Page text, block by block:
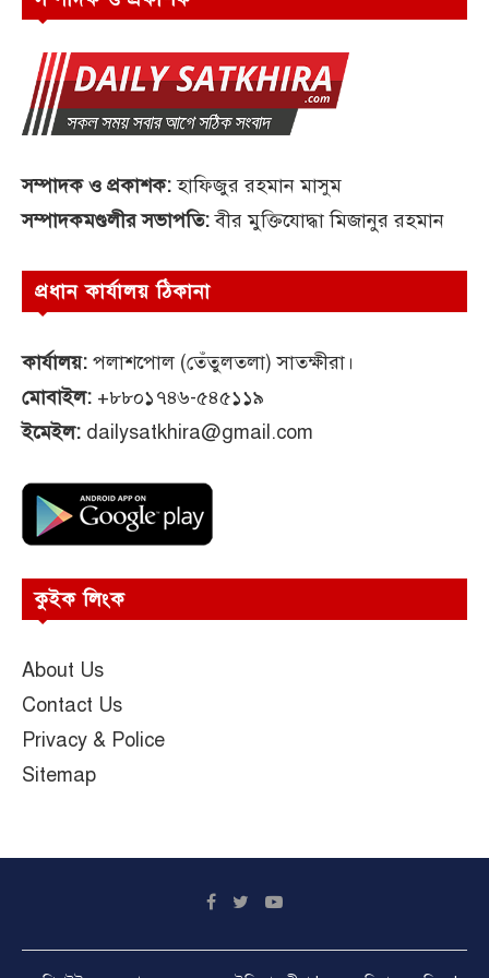
সম্পাদক ও প্রকাশক:হাফিজুর রহমান মাসুম
সম্পাদকমণ্ডলীর সভাপতি:বীর মুক্তিযোদ্ধা মিজানুর রহমান
প্রধান কার্যালয় ঠিকানা
কার্যালয়: পলাশপোল (তেঁতুলতলা) সাতক্ষীরা।
মোবাইল: +৮৮০১৭৪৬-৫৪৫১১৯
ইমেইল: dailysatkhira@gmail.com
কুইক লিংক
About Us
Contact Us
Privacy & Police
Sitemap